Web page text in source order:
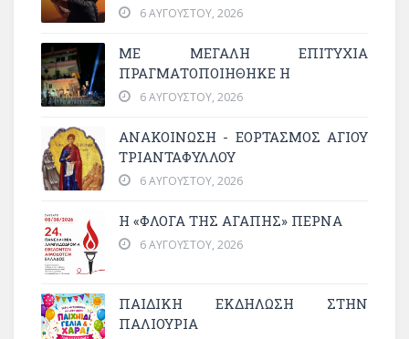
6 ΑΥΓΟΎΣΤΟΥ, 2026
ΜΕ ΜΕΓΆΛΗ ΕΠΙΤΥΧΊΑ
ΠΡΑΓΜΑΤΟΠΟΙΉΘΗΚΕ Η
6 ΑΥΓΟΎΣΤΟΥ, 2026
ΑΝΑΚΟΙΝΩΣΗ - ΕΟΡΤΑΣΜΟΣ ΑΓΙΟΥ
ΤΡΙΑΝΤΑΦΥΛΛΟΥ
6 ΑΥΓΟΎΣΤΟΥ, 2026
Η «ΦΛΌΓΑ ΤΗΣ ΑΓΆΠΗΣ» ΠΕΡΝΆ
6 ΑΥΓΟΎΣΤΟΥ, 2026
ΠΑΙΔΙΚΗ ΕΚΔΗΛΩΣΗ ΣΤΗΝ
ΠΑΛΙΟΥΡΙΑ